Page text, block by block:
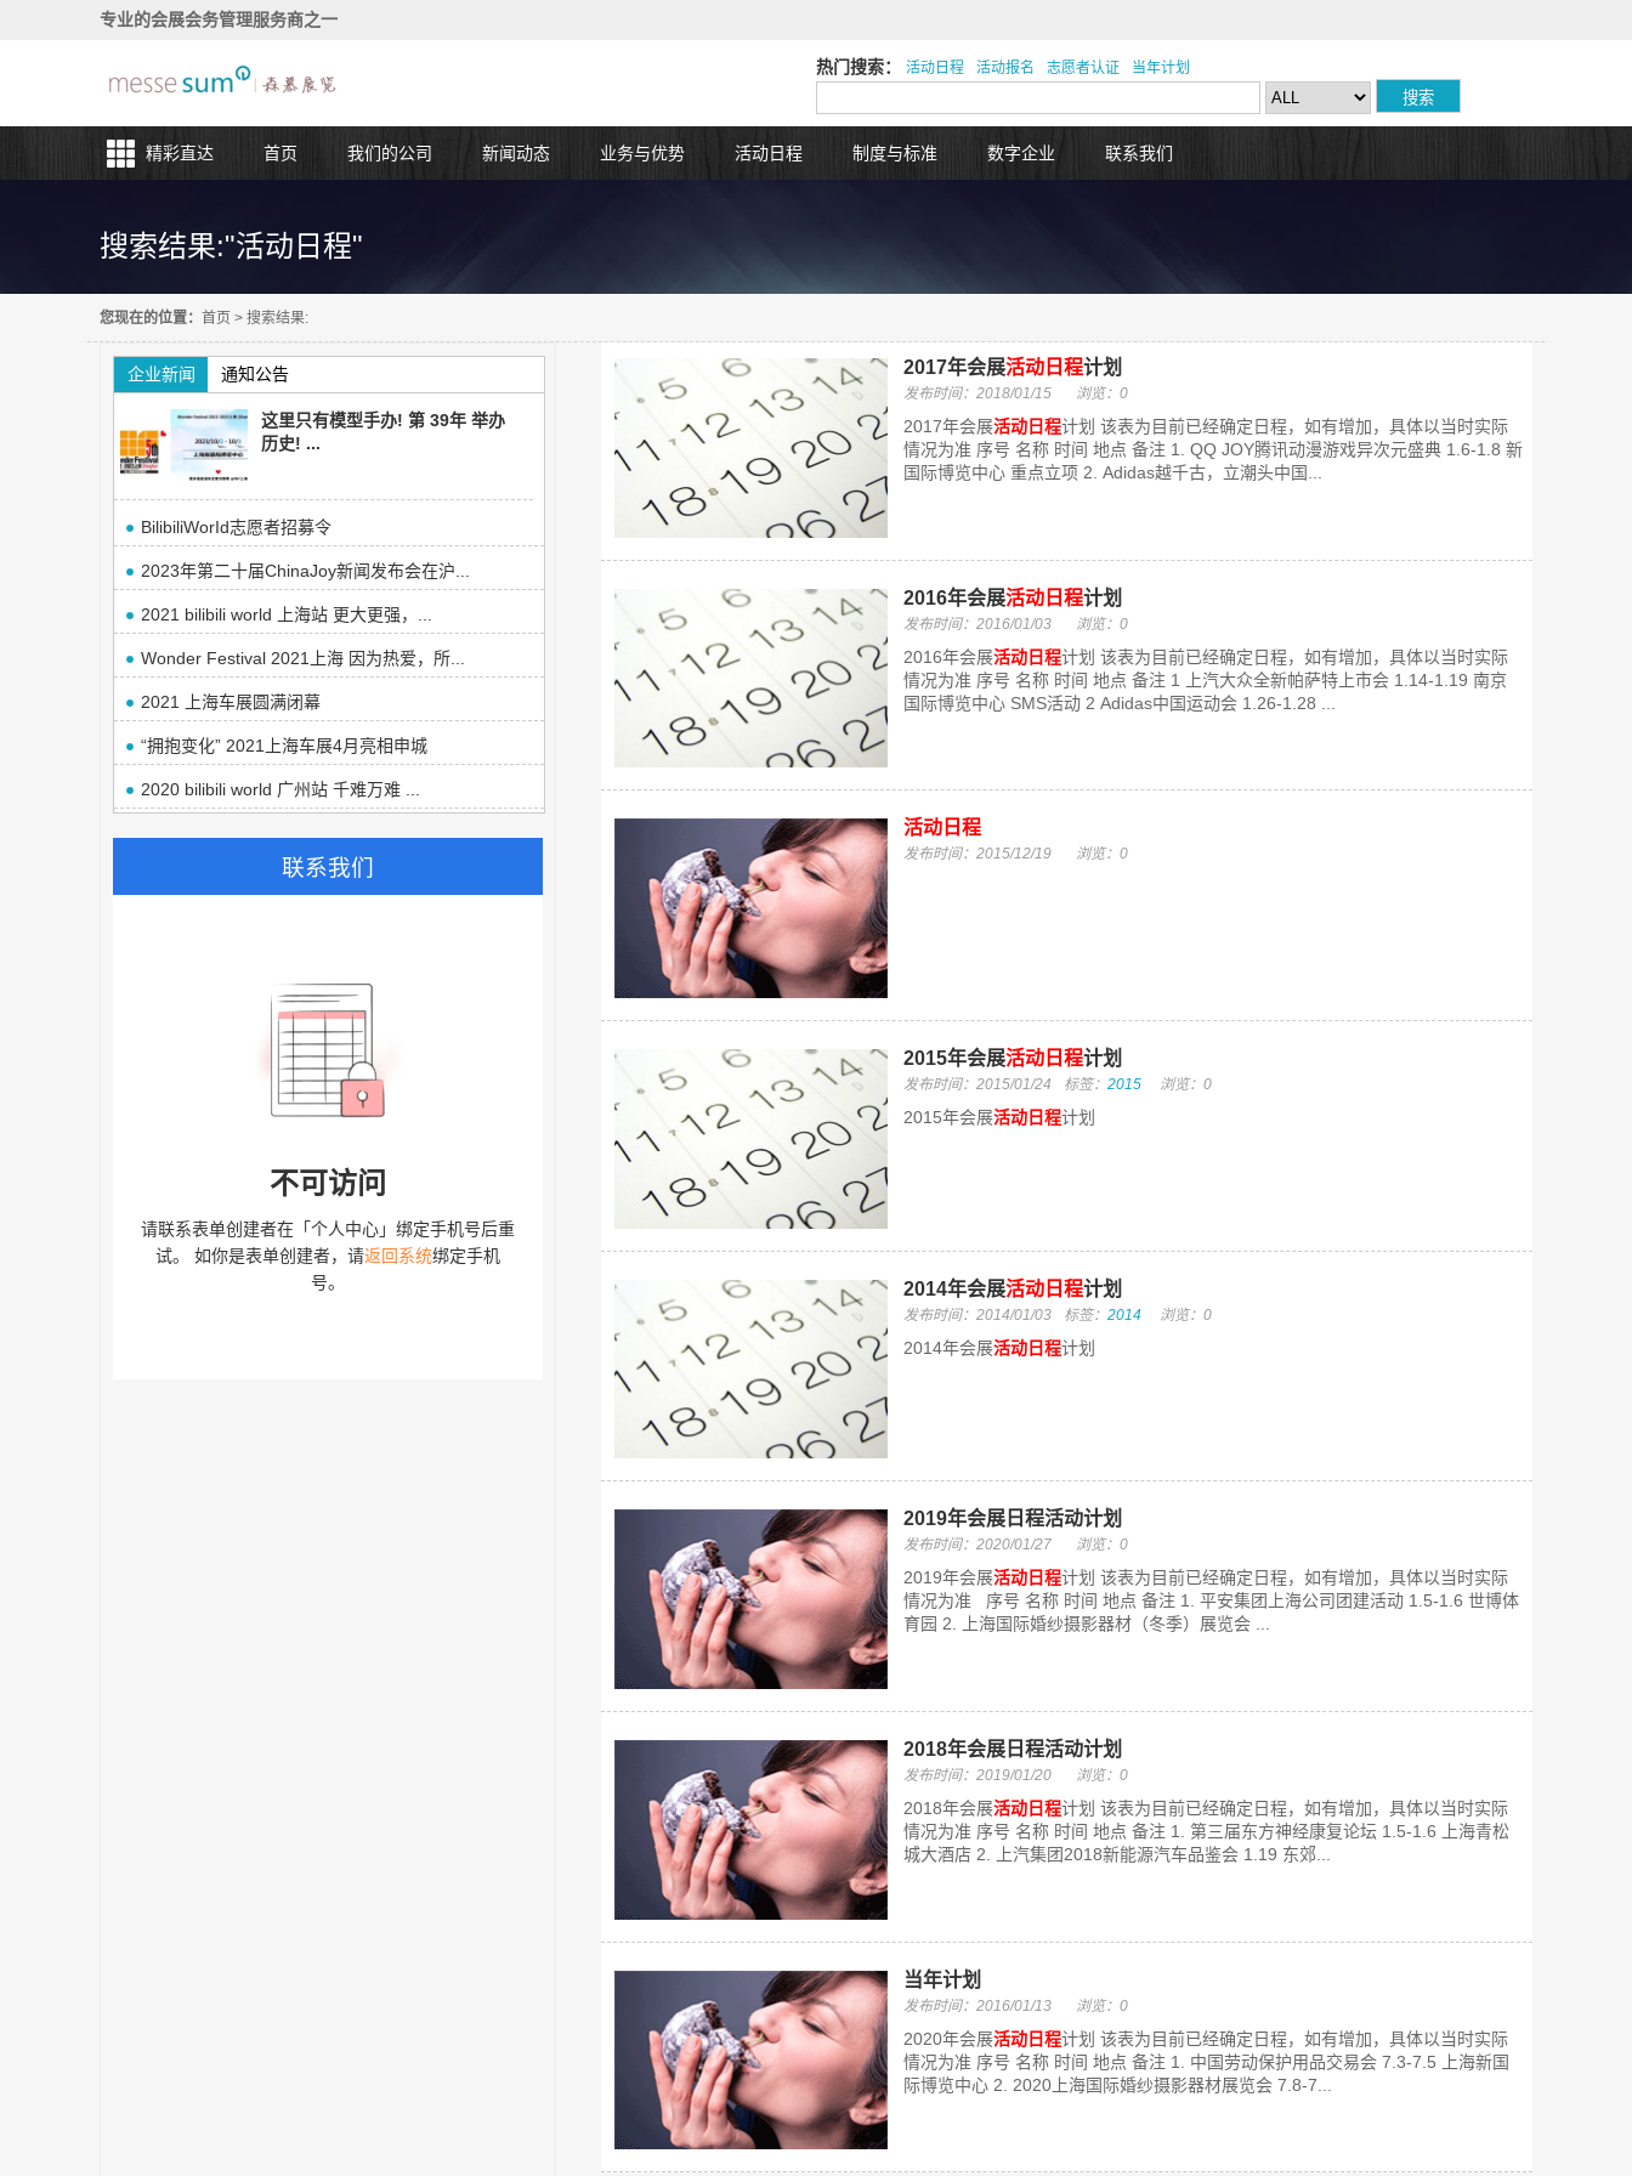
专业的会展会务管理服务商之一
热门搜索： 活动日程 活动报名 志愿者认证 当年计划
精彩直达 首页 我们的公司 新闻动态 业务与优势 活动日程 制度与标准 数字企业 联系我们
搜索结果:"活动日程"
您现在的位置： 首页 > 搜索结果:
企业新闻 通知公告
这里只有模型手办! 第 39年 举办
历史! ...
BilibiliWorId志愿者招募令
2023年第二十届ChinaJoy新闻发布会在沪...
2021 bilibili world 上海站 更大更强，...
Wonder Festival 2021上海 因为热爱，所...
2021 上海车展圆满闭幕
“拥抱变化” 2021上海车展4月亮相申城
2020 bilibili world 广州站 千难万难 ...
2017年会展活动日程计划
发布时间：2018/01/15 浏览：0
2017年会展活动日程计划 该表为目前已经确定日程，如有增加，具体以当时实际
情况为准 序号 名称 时间 地点 备注 1. QQ JOY腾讯动漫游戏异次元盛典 1.6-1.8 新
国际博览中心 重点立项 2. Adidas越千古，立潮头中国...
2016年会展活动日程计划
发布时间：2016/01/03 浏览：0
2016年会展活动日程计划 该表为目前已经确定日程，如有增加，具体以当时实际
情况为准 序号 名称 时间 地点 备注 1 上汽大众全新帕萨特上市会 1.14-1.19 南京
国际博览中心 SMS活动 2 Adidas中国运动会 1.26-1.28 ...
活动日程
发布时间：2015/12/19 浏览：0
2015年会展活动日程计划
发布时间：2015/01/24 标签：2015 浏览：0
2015年会展活动日程计划
2014年会展活动日程计划
发布时间：2014/01/03 标签：2014 浏览：0
2014年会展活动日程计划
2019年会展日程活动计划
发布时间：2020/01/27 浏览：0
2019年会展活动日程计划 该表为目前已经确定日程，如有增加，具体以当时实际
情况为准 序号 名称 时间 地点 备注 1. 平安集团上海公司团建活动 1.5-1.6 世博体
育园 2. 上海国际婚纱摄影器材（冬季）展览会 ...
2018年会展日程活动计划
发布时间：2019/01/20 浏览：0
2018年会展活动日程计划 该表为目前已经确定日程，如有增加，具体以当时实际
情况为准 序号 名称 时间 地点 备注 1. 第三届东方神经康复论坛 1.5-1.6 上海青松
城大酒店 2. 上汽集团2018新能源汽车品鉴会 1.19 东郊...
当年计划
发布时间：2016/01/13 浏览：0
2020年会展活动日程计划 该表为目前已经确定日程，如有增加，具体以当时实际
情况为准 序号 名称 时间 地点 备注 1. 中国劳动保护用品交易会 7.3-7.5 上海新国
际博览中心 2. 2020上海国际婚纱摄影器材展览会 7.8-7...